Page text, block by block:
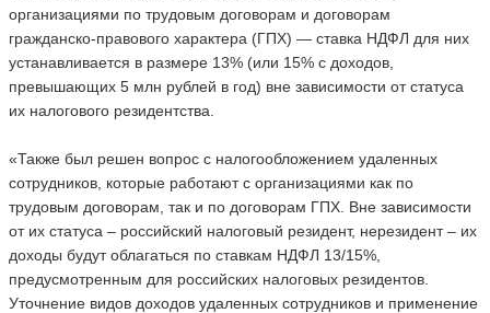
организациями по трудовым договорам и договорам
гражданско-правового характера (ГПХ) — ставка НДФЛ для них
устанавливается в размере 13% (или 15% с доходов,
превышающих 5 млн рублей в год) вне зависимости от статуса
их налогового резидентства.
«Также был решен вопрос с налогообложением удаленных
сотрудников, которые работают с организациями как по
трудовым договорам, так и по договорам ГПХ. Вне зависимости
от их статуса – российский налоговый резидент, нерезидент – их
доходы будут облагаться по ставкам НДФЛ 13/15%,
предусмотренным для российских налоговых резидентов.
Уточнение видов доходов удаленных сотрудников и применение